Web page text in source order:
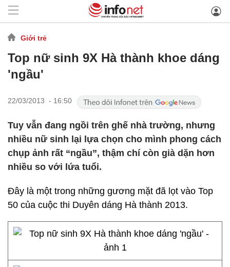
Giới trẻ
Top nữ sinh 9X Hà thành khoe dáng
'ngầu'
22/03/2013 - 16:50
Tuy vẫn đang ngồi trên ghế nhà trường, nhưng
nhiều nữ sinh lại lựa chọn cho mình phong cách
chụp ảnh rất “ngầu”, thậm chí còn già dặn hơn
nhiều so với lứa tuổi.
Đây là một trong những gương mặt đã lọt vào Top
50 của cuộc thi Duyên dáng Hà thành 2013.